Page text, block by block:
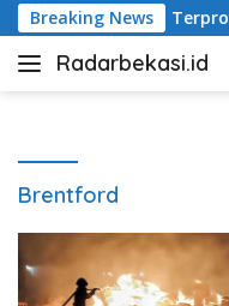
Langsung
ke
konten
Breaking News
Tak Mudah Terprovokasi
Radarbekasi.id
Berita
Brentford